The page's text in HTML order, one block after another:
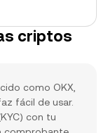
criptos
como OKX,
fácil de usar.
con tu